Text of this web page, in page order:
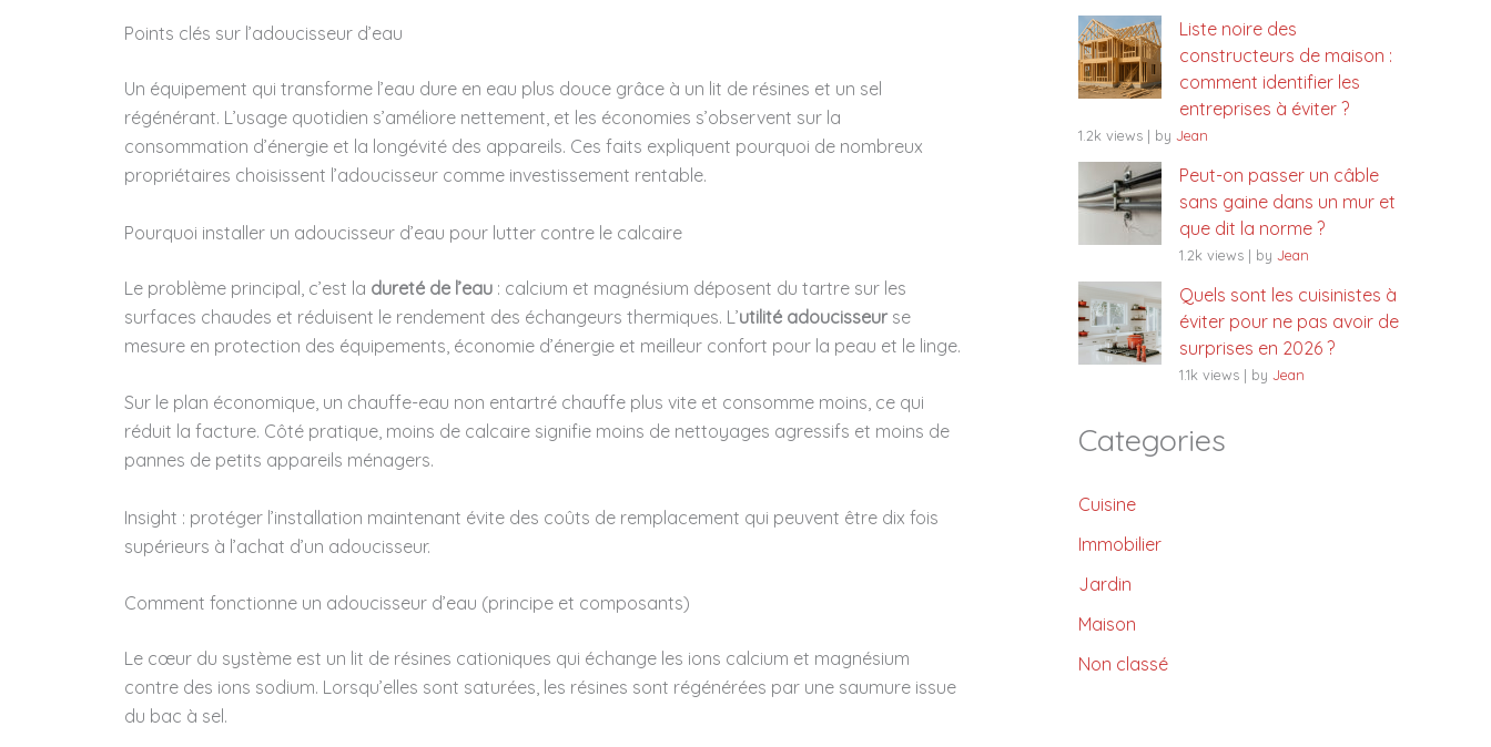
Points clés sur l’adoucisseur d’eau
Un équipement qui transforme l’eau dure en eau plus douce grâce à un lit de résines et un sel
régénérant. L’usage quotidien s’améliore nettement, et les économies s’observent sur la
consommation d’énergie et la longévité des appareils. Ces faits expliquent pourquoi de nombreux
propriétaires choisissent l’adoucisseur comme investissement rentable.
Pourquoi installer un adoucisseur d’eau pour lutter contre le calcaire
Le problème principal, c’est la dureté de l’eau : calcium et magnésium déposent du tartre sur les
surfaces chaudes et réduisent le rendement des échangeurs thermiques. L’utilité adoucisseurse
mesure en protection des équipements, économie d’énergie et meilleur confort pour la peau et le linge.
Sur le plan économique, un chauffe-eau non entartré chauffe plus vite et consomme moins, ce qui
réduit la facture. Côté pratique, moins de calcaire signifie moins de nettoyages agressifs et moins de
pannes de petits appareils ménagers.
Insight : protéger l’installation maintenant évite des coûts de remplacement qui peuvent être dix fois
supérieurs à l’achat d’un adoucisseur.
Comment fonctionne un adoucisseur d’eau (principe et composants)
Le cœur du système est un lit de résines cationiques qui échange les ions calcium et magnésium
contre des ions sodium. Lorsqu’elles sont saturées, les résines sont régénérées par une saumure issue
du bac à sel.
Liste noire des
constructeurs de maison :
comment identifier les
entreprises à éviter ?
1.2k views | by Jean
Peut-on passer un câble
sans gaine dans un mur et
que dit la norme ?
1.2k views | by Jean
Quels sont les cuisinistes à
éviter pour ne pas avoir de
surprises en 2026 ?
1.1k views | by Jean
Categories
Cuisine
Immobilier
Jardin
Maison
Non classé